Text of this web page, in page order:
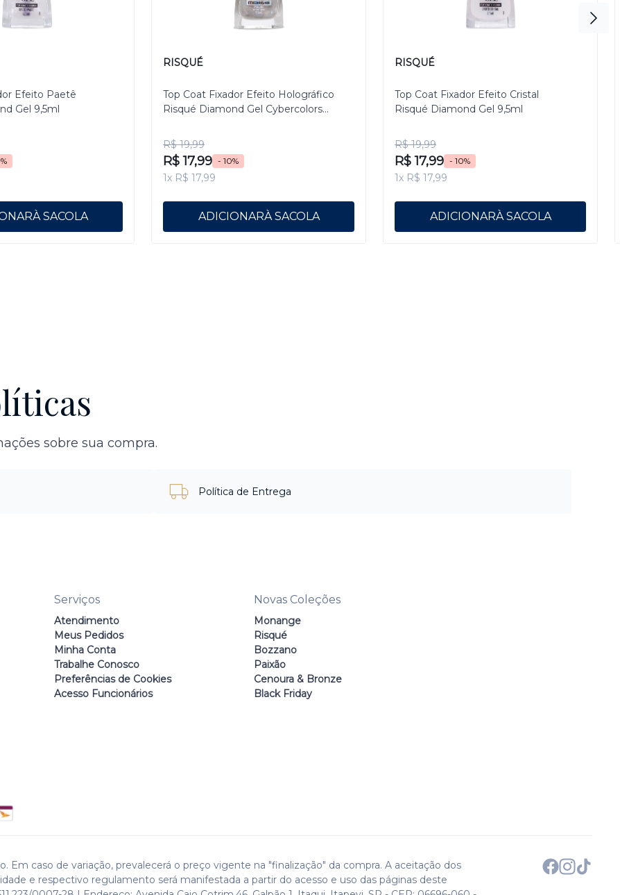
Efeito Paetê
Gel 9,5ml
RISQUÉ
Top Coat Fixador Efeito Holográfico
Risqué Diamond Gel Cybercolors
R$ 19,99
R$ 17,99 - 10%
1x R$ 17,99
ADICIONAR
RISQUÉ
Top Coat Fixador Efeito Cristal
Risqué Diamond Gel 9,5ml
R$ 19,99
R$ 17,99 - 10%
1x R$ 17,99
ADICIONAR
sobre sua compra.
Política de Entrega
Serviços
Atendimento
Meus Pedidos
Minha Conta
Trabalhe Conosco
Preferências de Cookies
Acesso Funcionários
Novas Coleções
Monange
Risqué
Bozzano
Paixão
Cenoura & Bronze
Black Friday
Em caso de variação, prevalecerá o preço vigente na "finalização" da compra. A aceitação dos
e respectivo regulamento será manifestada a partir do acesso e uso das páginas deste